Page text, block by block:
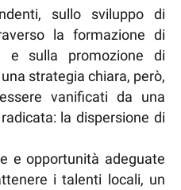
sullo sviluppo di
la formazione di
e sulla promozione di
strategia chiara, però,
vanificati da una
la dispersione di
e opportunità adeguate
i talenti locali, un